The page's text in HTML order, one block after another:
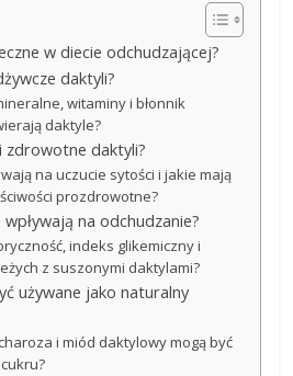
w diecie odchudzającej?
daktyli?
witaminy i błonnik
daktyle?
zdrowotne daktyli?
na uczucie sytości i jakie mają
prozdrowotne?
na odchudzanie?
indeks glikemiczny i
z suszonymi daktylami?
używane jako naturalny
i miód daktylowy mogą być